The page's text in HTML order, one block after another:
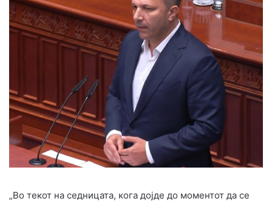
„Во текот на седницата, кога дојде до моментот да се